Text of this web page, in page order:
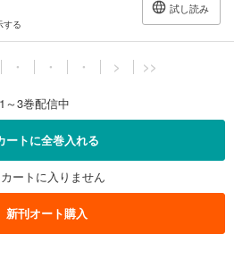
試し読み
する
・ ・ ・ > >>
1～3巻配信中
ートに全巻入れる
ートに入りません
新刊オート購入